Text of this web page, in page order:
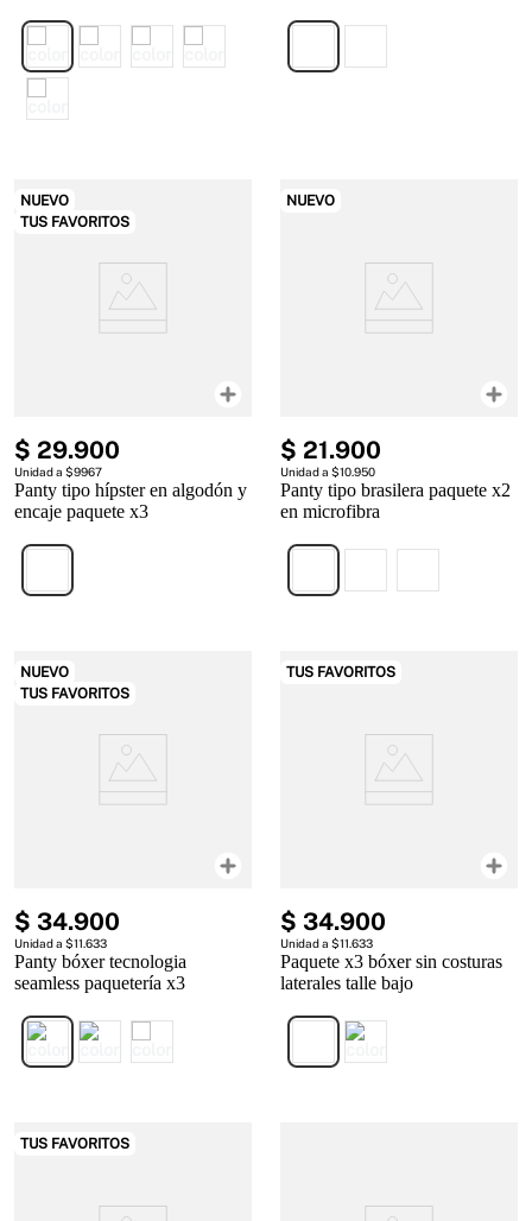
NUEVO
TUS FAVORITOS
$ 29.900
Unidad a $9967
Panty tipo hípster en algodón y
encaje paquete x3
NUEVO
$ 21.900
Unidad a $10.950
Panty tipo brasilera paquete x2
en microfibra
NUEVO
TUS FAVORITOS
$ 34.900
Unidad a $11.633
Panty bóxer tecnologia
seamless paquetería x3
TUS FAVORITOS
$ 34.900
Unidad a $11.633
Paquete x3 bóxer sin costuras
laterales talle bajo
TUS FAVORITOS